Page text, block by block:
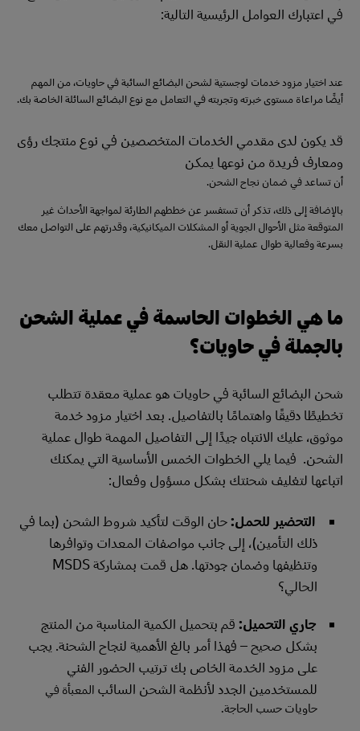
في اعتبارك العوامل الرئيسية التالية:
عند اختيار مزود خدمات لوجستية لشحن البضائع السائبة في حاويات، من المهم
أيضًا مراعاة مستوى خبرته وتجربته في التعامل مع نوع البضائع السائلة الخاصة بك.
قد يكون لدى مقدمي الخدمات المتخصصين في نوع منتجك رؤى
ومعارف فريدة من نوعها يمكن
أن تساعد في ضمان نجاح الشحن.
بالإضافة إلى ذلك، تذكر أن تستفسر عن خططهم الطارئة لمواجهة الأحداث غير
المتوقعة مثل الأحوال الجوية أو المشكلات الميكانيكية، وقدرتهم على التواصل معك
بسرعة وفعالية طوال عملية النقل.
ما هي الخطوات الحاسمة في عملية الشحن
بالجملة في حاويات؟
شحن البضائع السائبة في حاويات هو عملية معقدة تتطلب
تخطيطًا دقيقًا واهتمامًا بالتفاصيل. بعد اختيار مزود خدمة
موثوق، عليك الانتباه جيدًا إلى التفاصيل المهمة طوال عملية
الشحن. فيما يلي الخطوات الخمس الأساسية التي يمكنك
اتباعها لتغليف شحنتك بشكل مسؤول وفعال:
التحضير للحمل:حان الوقت لتأكيد شروط الشحن (بما في
ذلك التأمين)، إلى جانب مواصفات المعدات وتوافرها
وتنظيفها وضمان جودتها. هل قمت بمشاركة MSDS
الحالي؟
جاري التحميل:قم بتحميل الكمية المناسبة من المنتج
بشكل صحيح – فهذا أمر بالغ الأهمية لنجاح الشحنة. يجب
على مزود الخدمة الخاص بك ترتيب الحضور الفني
للمستخدمين الجدد لأنظمة الشحن السائب المعبأة في
حاويات حسب الحاجة.